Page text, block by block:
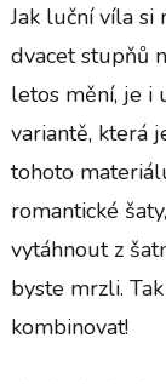
Jak luční víla si
dvacet stupňů
letos mění, je i
variantě, která
tohoto
romantické
vytáhnout z
byste mrzli.
kombinovat!